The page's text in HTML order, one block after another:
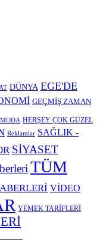
DÜNYA EGE'DE
GEÇMİŞ ZAMAN
HERŞEY ÇOK GÜZEL
Reklamlar SAĞLIK -
SİYASET
TÜM
VİDEO
YEMEK TARİFLERİ